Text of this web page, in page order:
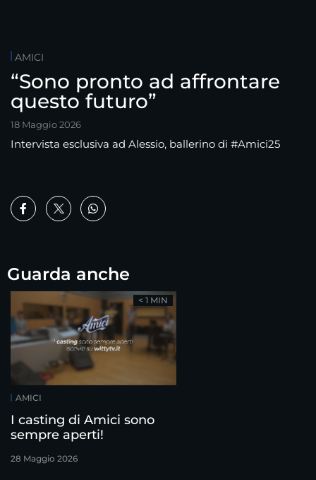
AMICI
“Sono pronto ad affrontare
questo futuro”
18 Maggio 2026
Intervista esclusiva ad Alessio, ballerino di #Amici25
Guarda anche
AMICI
I casting di Amici sono
sempre aperti!
28 Maggio 2026
< 1 MIN